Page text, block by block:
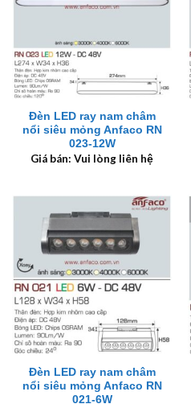
Đèn LED ray nam châm
nổi siêu mỏng Anfaco RN
023-12W
Giá bán: Vui lòng liên hệ
Đèn LED ray nam châm
nổi siêu mỏng Anfaco RN
021-6W